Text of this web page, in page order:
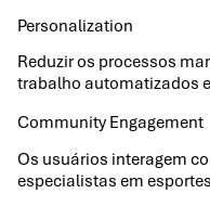
Personalization
Reduzir os processos
trabalho automatizados
Community Engagement​
Os usuários interagem
especialistas em